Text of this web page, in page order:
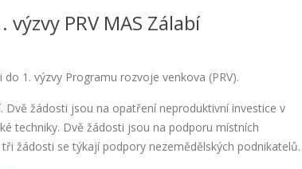
PRV MAS Zálabí
1. výzvy Programu rozvoje venkova (PRV).
žádosti jsou na opatření neproduktivní investice v
techniky. Dvě žádosti jsou na podporu místních
žádosti se týkají podpory nezemědělských podnikatelů.